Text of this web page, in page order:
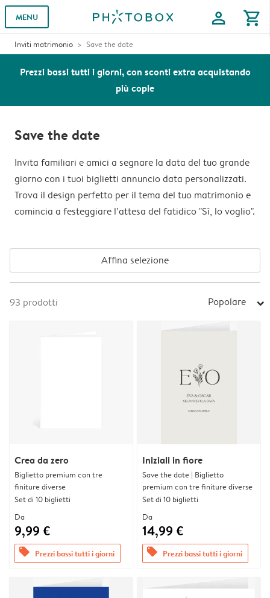
MENU profile shopping_cart
Inviti matrimonio Save the date
Prezzi bassi tutti i giorni, con sconti extra acquistando
più copie
Save the date
Invita familiari e amici a segnare la data del tuo grande
giorno con i tuoi biglietti annuncio data personalizzati.
Trova il design perfetto per il tema del tuo matrimonio e
comincia a festeggiare l’attesa del fatidico "Sì, lo voglio".
Affina selezione
93 prodotti Popolare arrow_right
Crea da zero
Biglietto premium con tre
finiture diverse
Set di 10 biglietti
Da
9,99 €
offers Prezzi bassi tutti i giorni
Iniziali in fiore
Save the date | Biglietto
premium con tre finiture diverse
Set di 10 biglietti
Da
14,99 €
offers Prezzi bassi tutti i giorni